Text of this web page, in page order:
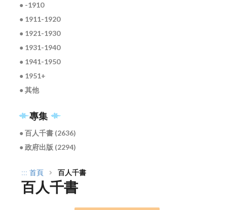
● -1910
● 1911-1920
● 1921-1930
● 1931-1940
● 1941-1950
● 1951+
● 其他
專集
● 百人千書 (2636)
● 政府出版 (2294)
::: 首頁 百人千書
百人千書